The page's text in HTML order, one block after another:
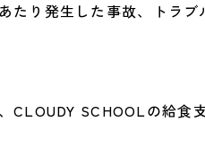
たり発生した事故、トラ
CLOUDY SCHOOLの給